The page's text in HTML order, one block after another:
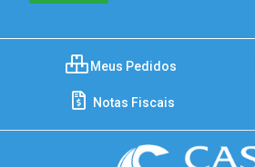
Meus Pedidos
Notas Fiscais